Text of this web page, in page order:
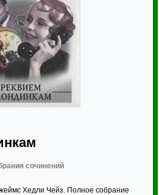
сочинений
Хедли Чейз. Полное собрание